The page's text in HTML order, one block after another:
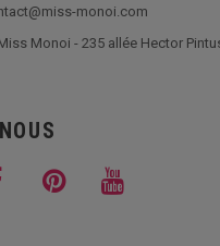
monoi.com
Monoi - 235 allée Hector